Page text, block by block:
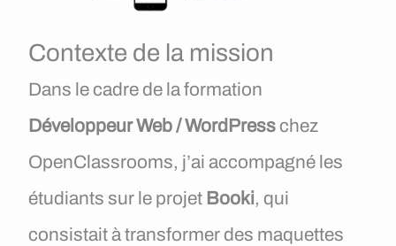
Contexte de la mission
Dans le cadre de la formation
Développeur Web / WordPresschez
OpenClassrooms, j’ai accompagné les
étudiants sur le projet Booki, qui
consistait à transformer des maquettes